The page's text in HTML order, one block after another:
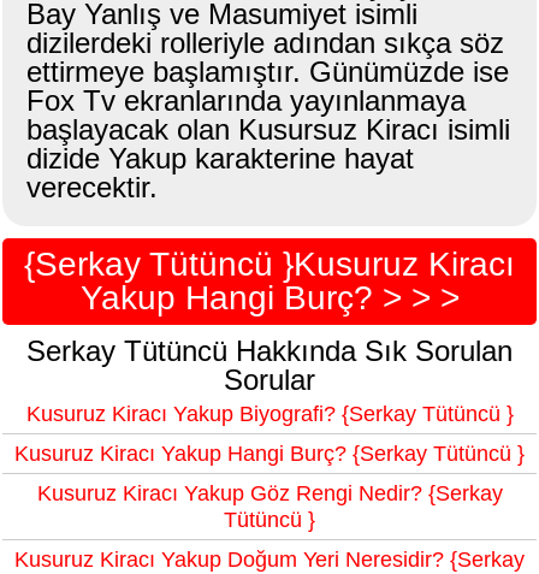
Bay Yanlış ve Masumiyet isimli
dizilerdeki rolleriyle adından sıkça söz
ettirmeye başlamıştır. Günümüzde ise
Fox Tv ekranlarında yayınlanmaya
başlayacak olan Kusursuz Kiracı isimli
dizide Yakup karakterine hayat
verecektir.
{Serkay Tütüncü }Kusuruz Kiracı
Yakup Hangi Burç? > > >
Serkay Tütüncü Hakkında Sık Sorulan
Sorular
Kusuruz Kiracı Yakup Biyografi? {Serkay Tütüncü }
Kusuruz Kiracı Yakup Hangi Burç? {Serkay Tütüncü }
Kusuruz Kiracı Yakup Göz Rengi Nedir? {Serkay
Tütüncü }
Kusuruz Kiracı Yakup Doğum Yeri Neresidir? {Serkay